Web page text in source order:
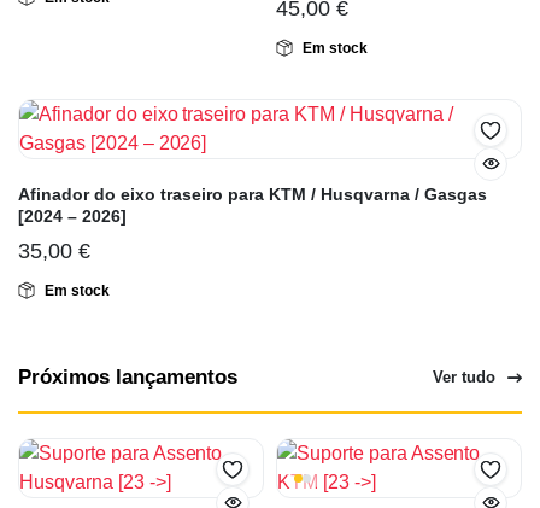
45,00 €
Em stock
Afinador do eixo traseiro para KTM / Husqvarna / Gasgas
[2024 – 2026]
35,00 €
Em stock
Próximos lançamentos Ver tudo